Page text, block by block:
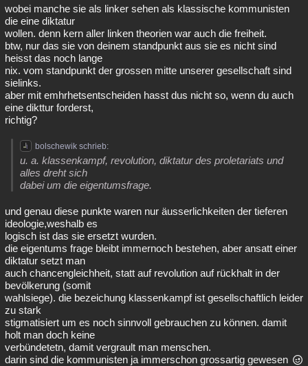
wobei manche sie als linker sehen als klassische kommunisten
die eine diktatur
wollen. denn kern aller linken theorien war auch die freiheit.
btw, nur das sie von deinem standpunkt aus sie es nicht sind
heisst das noch lange
nix. vom standpunkt der grossen mitte unserer gesellschaft sind
sielinks.
aber mit emhrhetsentscheiden hasst dus nicht so, wenn du auch
eine dikttur forderst,
richtig?
bolschewik schrieb:
u. a. klassenkampf, revolution, diktatur des proletariats und
alles dreht sich
dabei um die eigentumsfrage.
und genau diese punkte waren nur äusserlichkeiten der tieferen
ideologie,weshalb es
logisch ist das sie ersetzt wurden.
die eigentums frage bleibt immernoch bestehen, aber ansatt einer
diktatur setzt man
auch chancengleichheit, statt auf revolution auf rückhalt in der
bevölkerung (somit
wahlsiege). die bezeichung klassenkampf ist gesellschaftlich leider
zu stark
stigmatisiert um es noch sinnvoll gebrauchen zu können. damit
holt man doch keine
verbündetetn, damit vergrault man menschen.
darin sind die kommunisten ja immerschon grossartig gewesen